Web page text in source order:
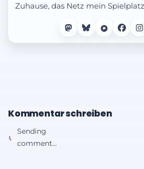
Zuhause, das Netz mein
Kommentar schreiben
Sending
comment...